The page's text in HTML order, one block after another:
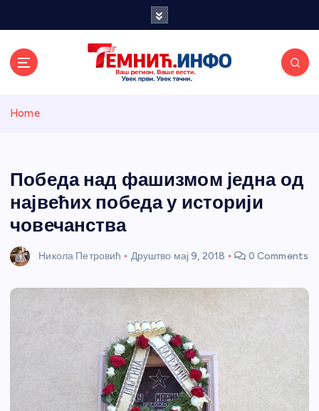
и портал
Home
Победа над фашизмом једна од
највећих победа у историји
човечанства
Никола Петровић Друштво мај 9, 2018 0 Comments